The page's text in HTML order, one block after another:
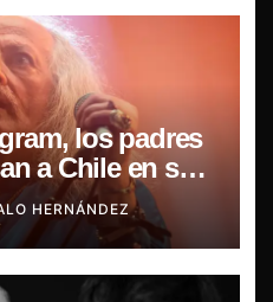
los padres
a Chile en su
HERNÁNDEZ